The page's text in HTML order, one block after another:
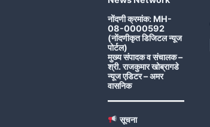
नोंदणी क्रमांक: MH-
08-0000592
(नोंदणीकृत डिजिटल न्यूज
पोर्टल)
मुख्य संपादक व संचालक –
श्री. राजकुमार खोब्रागडे
न्यूज एडिटर – अमर
वासनिक
सूचना